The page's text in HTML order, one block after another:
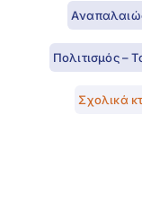
Πολιτισμός –
Σχολικά